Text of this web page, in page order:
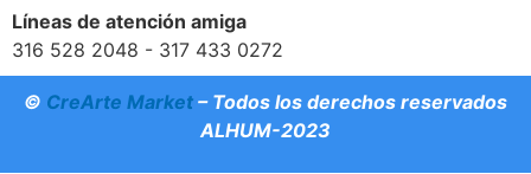
Líneas de atención amiga
316 528 2048 - 317 433 0272
© CreArte Market – Todos los derechos reservados
ALHUM-2023